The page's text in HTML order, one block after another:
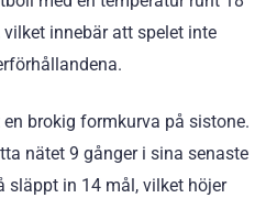
innebär att spelet inte
brokig formkurva på sistone.
nätet 9 gånger i sina senaste
släppt in 14 mål, vilket höjer